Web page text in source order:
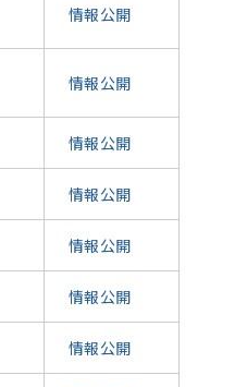
情報公開
情報公開
情報公開
情報公開
情報公開
情報公開
情報公開